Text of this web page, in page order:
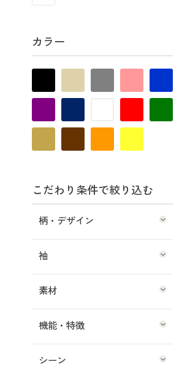
カラー
こだわり条件で絞り込む
柄・デザイン
袖
素材
機能・特徴
シーン